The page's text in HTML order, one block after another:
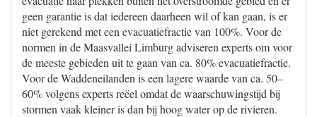
geen garantie is dat iedereen daarheen wil of kan gaan, is er
niet gerekend met een evacuatiefractie van 100%. Voor de
normen in de Maasvallei Limburg adviseren experts om voor
de meeste gebieden uit te gaan van ca. 80% evacuatiefractie.
Voor de Waddeneilanden is een lagere waarde van ca. 50–
60% volgens experts reëel omdat de waarschuwingstijd bij
stormen vaak kleiner is dan bij hoog water op de rivieren.